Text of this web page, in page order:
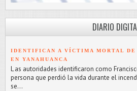
DIARIO
IDENTIFICAN A VÍCTIMA MORTAL DE
EN YANAHUANCA
L as autoridades identificaron como
persona que perdió la vida durante el
se...